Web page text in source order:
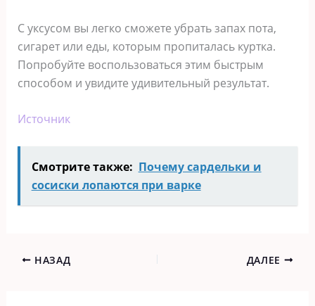
С уксусом вы легко сможете убрать запах пота,
сигарет или еды, которым пропиталась куртка.
Попробуйте воспользоваться этим быстрым
способом и увидите удивительный результат.
Источник
Смотрите также: Почему сардельки и
сосиски лопаются при варке
НАЗАД ДАЛЕЕ